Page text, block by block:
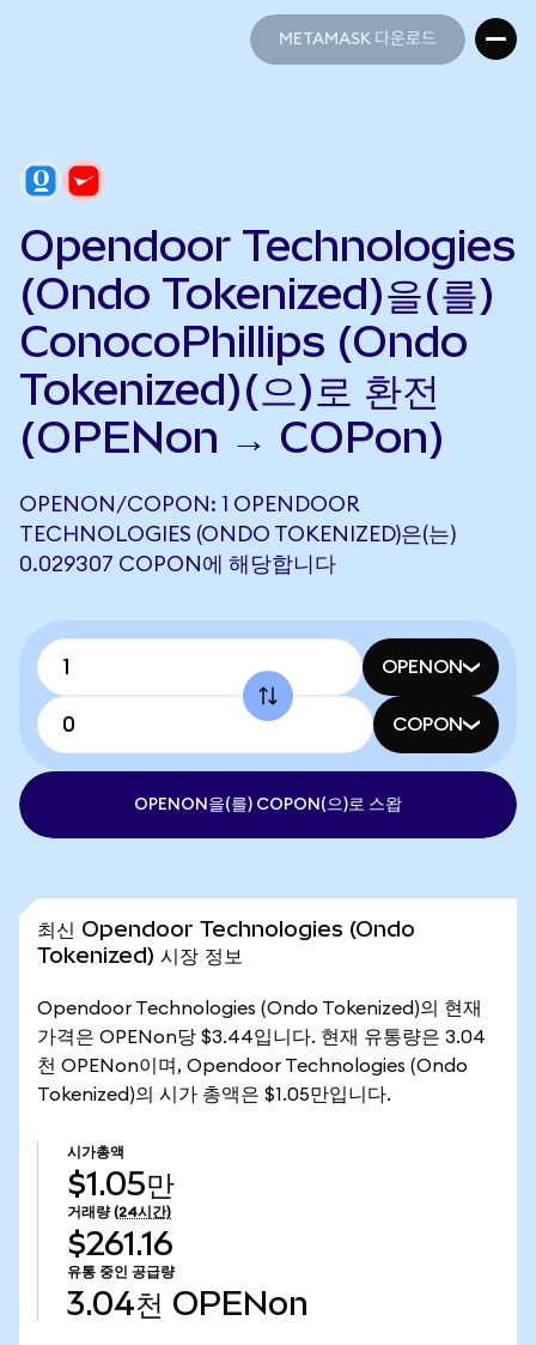
METAMASK 다운로드
Opendoor Technologies
(Ondo Tokenized)을(를)
ConocoPhillips (Ondo
Tokenized)(으)로 환전
(OPENon → COPon)
OPENON/COPON: 1 OPENDOOR
TECHNOLOGIES (ONDO TOKENIZED)은(는)
0.029307 COPON에 해당합니다
OPENON
COPON
OPENON을(를) COPON(으)로 스왑
최신 Opendoor Technologies (Ondo
Tokenized) 시장 정보
Opendoor Technologies (Ondo Tokenized)의 현재
가격은 OPENon당 $3.44입니다. 현재 유통량은 3.04
천 OPENon이며, Opendoor Technologies (Ondo
Tokenized)의 시가 총액은 $1.05만입니다.
시가총액
$1.05만
거래량 (24시간)
$261.16
유통 중인 공급량
3.04천 OPENon